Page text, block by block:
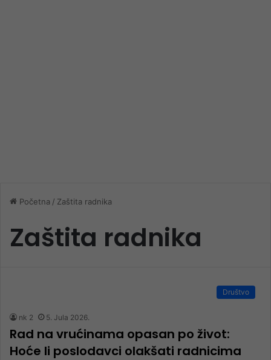
Početna / Zaštita radnika
Zaštita radnika
Društvo
nk 2 5. Jula 2026.
Rad na vrućinama opasan po život:
Hoće li poslodavci olakšati radnicima